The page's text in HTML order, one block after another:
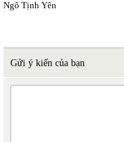
Ngô Tịnh Yên
Gửi ý kiến của bạn